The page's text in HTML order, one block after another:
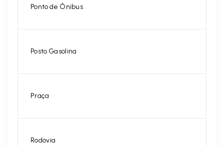
Ponto de Ônibus
Posto Gasolina
Praça
Rodovia